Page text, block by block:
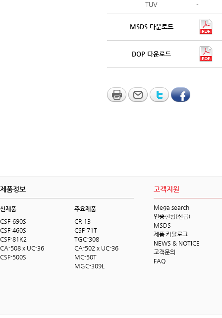
TUV -
MSDS 다운로드
DOP 다운로드
제품정보
신제품
CSF-690S
CSF-460S
CSF-81K2
CA-508 x UC-36
CSF-500S
주요제품
CR-13
CSF-71T
TGC-308
CA-502 x UC-36
MC-50T
MGC-309L
고객지원
Mega search
인증현황(선급)
MSDS
제품 카탈로그
NEWS & NOTICE
고객문의
FAQ